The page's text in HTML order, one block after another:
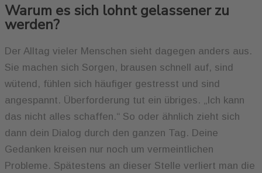
Warum es sich lohnt gelassener zu
werden?
Der Alltag vieler Menschen sieht dagegen anders aus.
Sie machen sich Sorgen, brausen schnell auf, sind
wütend, fühlen sich häufiger gestresst und sind
angespannt. Überforderung tut ein übriges. „Ich kann
das nicht alles schaffen.“ So oder ähnlich zieht sich
dann dein Dialog durch den ganzen Tag. Deine
Gedanken kreisen nur noch um vermeintlichen
Probleme. Spätestens an dieser Stelle verliert man die